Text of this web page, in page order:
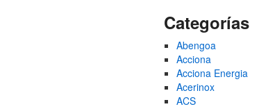
Categorías
Abengoa
Acciona
Acciona Energia
Acerinox
ACS